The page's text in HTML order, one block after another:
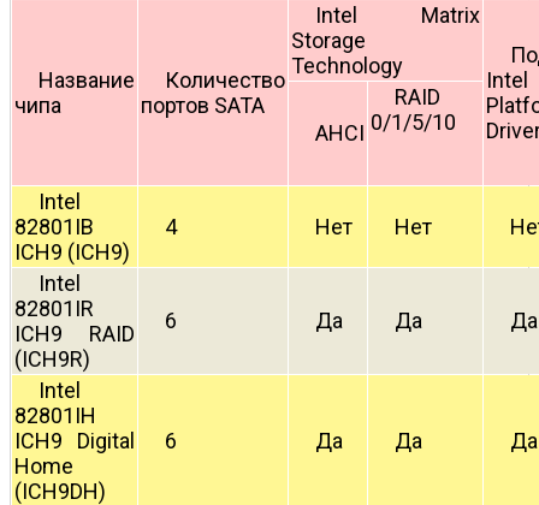
Название
чипа
Количество
портов SATA
Intel Matrix
Storage
Technology
AHCI
RAID
0/1/5/10
Intel
82801IB
ICH9 (ICH9)
4 Нет Нет
Intel
82801IR
ICH9 RAID
(ICH9R)
6 Да Да Да
Intel
82801IH
ICH9 Digital
Home
(ICH9DH)
6 Да Да Да